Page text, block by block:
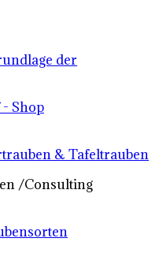
der
Shop
& Tafeltrauben
/Consulting